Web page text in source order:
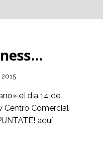
el dia 14 de
Centro Comercial
aquí